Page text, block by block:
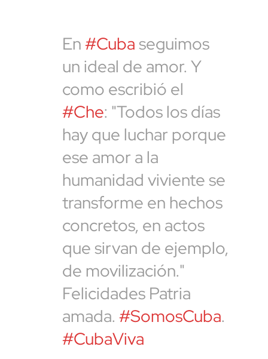
En#Cuba seguimos
un ideal de amor. Y
como escribió el
#Che: "Todos los días
hay que luchar porque
ese amor a la
humanidad viviente se
transforme en hechos
concretos, en actos
que sirvan de ejemplo,
de movilización."
Felicidades Patria
amada. #SomosCuba.
#CubaViva